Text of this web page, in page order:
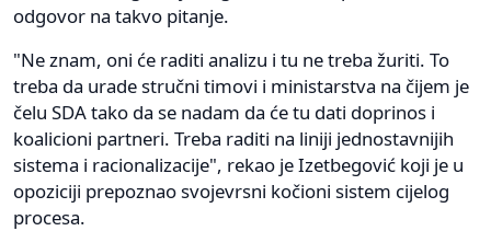
odgovor na takvo pitanje.
"Ne znam, oni će raditi analizu i tu ne treba žuriti. To
treba da urade stručni timovi i ministarstva na čijem je
čelu SDA tako da se nadam da će tu dati doprinos i
koalicioni partneri. Treba raditi na liniji jednostavnijih
sistema i racionalizacije", rekao je Izetbegović koji je u
opoziciji prepoznao svojevrsni kočioni sistem cijelog
procesa.